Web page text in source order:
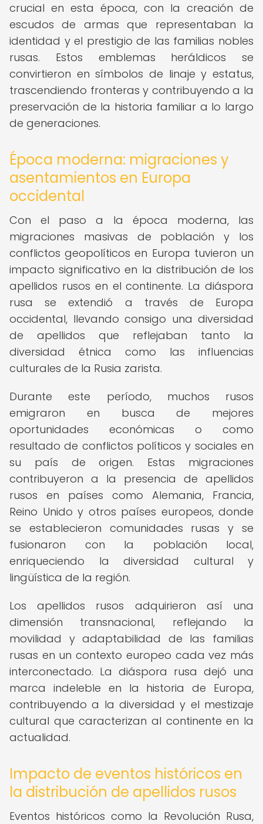
crucial en esta época, con la creación de
escudos de armas que representaban la
identidad y el prestigio de las familias nobles
rusas. Estos emblemas heráldicos se
convirtieron en símbolos de linaje y estatus,
trascendiendo fronteras y contribuyendo a la
preservación de la historia familiar a lo largo
de generaciones.
Época moderna: migraciones y
asentamientos en Europa
occidental
Con el paso a la época moderna, las
migraciones masivas de población y los
conflictos geopolíticos en Europa tuvieron un
impacto significativo en la distribución de los
apellidos rusos en el continente. La diáspora
rusa se extendió a través de Europa
occidental, llevando consigo una diversidad
de apellidos que reflejaban tanto la
diversidad étnica como las influencias
culturales de la Rusia zarista.
Durante este período, muchos rusos
emigraron en busca de mejores
oportunidades económicas o como
resultado de conflictos políticos y sociales en
su país de origen. Estas migraciones
contribuyeron a la presencia de apellidos
rusos en países como Alemania, Francia,
Reino Unido y otros países europeos, donde
se establecieron comunidades rusas y se
fusionaron con la población local,
enriqueciendo la diversidad cultural y
lingüística de la región.
Los apellidos rusos adquirieron así una
dimensión transnacional, reflejando la
movilidad y adaptabilidad de las familias
rusas en un contexto europeo cada vez más
interconectado. La diáspora rusa dejó una
marca indeleble en la historia de Europa,
contribuyendo a la diversidad y el mestizaje
cultural que caracterizan al continente en la
actualidad.
Impacto de eventos históricos en
la distribución de apellidos rusos
Eventos históricos como la Revolución Rusa,